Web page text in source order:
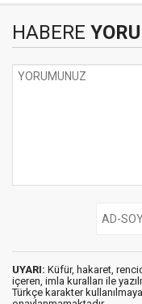
HABERE
UYARI: Küfür, hakaret,
içeren, imla kuralları ile
Türkçe karakter